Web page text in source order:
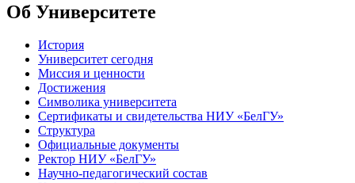
Об Университете
История
Университет сегодня
Миссия и ценности
Достижения
Символика университета
Сертификаты и свидетельства НИУ «БелГУ»
Структура
Официальные документы
Ректор НИУ «БелГУ»
Научно-педагогический состав